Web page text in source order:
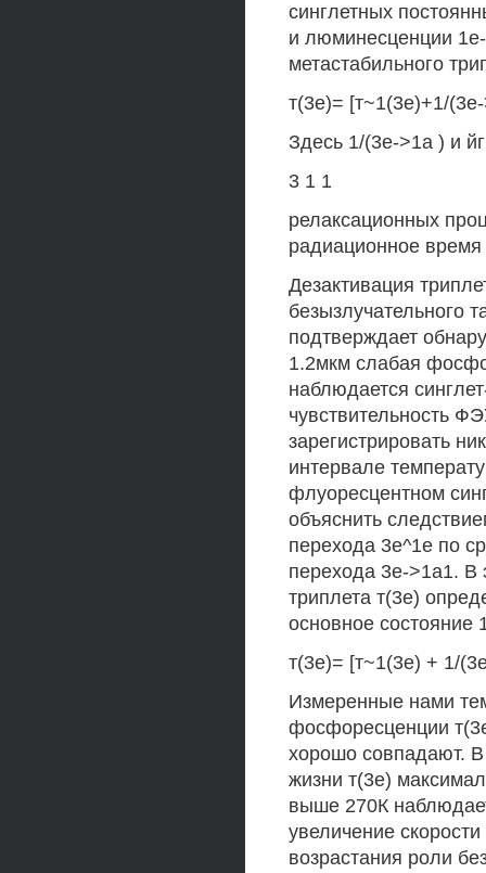
синглетных
и люминесценции
метастабильного
т(3е)= [т~1(3е)+1/
Здесь 1/(3е->1а ) и
3 1 1
релаксационных
радиационное
Дезактивация
безызлучательного
подтверждает
1.2мкм слабая
наблюдается
чувствительность
зарегистрировать
интервале
флуоресцентном
объяснить
перехода 3е^1е по
перехода 3е->1а1. В
триплета т(3е)
основное состояние
т(3е)= [т~1(3е) + 1/
Измеренные нами
фосфоресценции
хорошо совпадают.
жизни т(3е)
выше 270К
увеличение
возрастания роли